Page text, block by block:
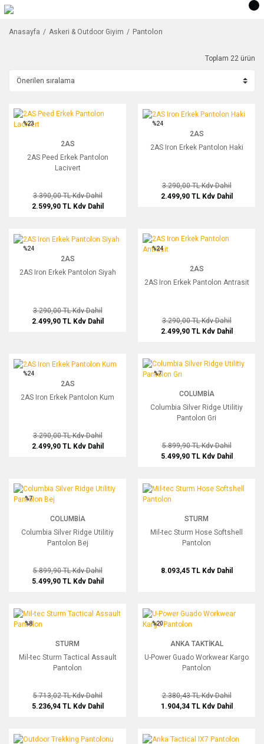
Anasayfa Askeri & Outdoor Giyim Pantolon
Toplam 22 ürün
2AS Peed Erkek Pantolon Lacivert
%23
2AS
2AS Peed Erkek Pantolon
Lacivert
3.390,00 TLKdv Dahil
2.599,90 TL Kdv Dahil
2AS Iron Erkek Pantolon Haki
%24
2AS
2AS Iron Erkek Pantolon Haki
3.290,00 TLKdv Dahil
2.499,90 TL Kdv Dahil
2AS Iron Erkek Pantolon Siyah
%24
2AS
2AS Iron Erkek Pantolon Siyah
3.290,00 TLKdv Dahil
2.499,90 TL Kdv Dahil
2AS Iron Erkek Pantolon Antrasit
%24
2AS
2AS Iron Erkek Pantolon Antrasit
3.290,00 TLKdv Dahil
2.499,90 TL Kdv Dahil
2AS Iron Erkek Pantolon Kum
%24
2AS
2AS Iron Erkek Pantolon Kum
3.290,00 TLKdv Dahil
2.499,90 TL Kdv Dahil
Columbia Silver Ridge Utilitiy
%7
COLUMBIA
Columbia Silver Ridge Utilitiy
Pantolon Gri
5.899,90 TLKdv Dahil
5.499,90 TL Kdv Dahil
Columbia Silver Ridge Utilitiy Pantolon Bej
%7
COLUMBIA
Columbia Silver Ridge Utilitiy
Pantolon Bej
5.899,90 TLKdv Dahil
5.499,90 TL Kdv Dahil
Mil-tec Sturm Hose Softshell
STURM
Mil-tec Sturm Hose Softshell
Pantolon
8.093,45 TL Kdv Dahil
Mil-tec Sturm Tactical Assault Pantolon
%8
STURM
Mil-tec Sturm Tactical Assault
Pantolon
5.713,02 TLKdv Dahil
5.236,94 TL Kdv Dahil
U-Power Guado Workwear Kargo
%20
ANKA TAKTIKAL
U-Power Guado Workwear Kargo
Pantolon
2.380,43 TLKdv Dahil
1.904,34 TL Kdv Dahil
Outdoor Trekking Pantolonu Anka Tactical IX7 Pantolon